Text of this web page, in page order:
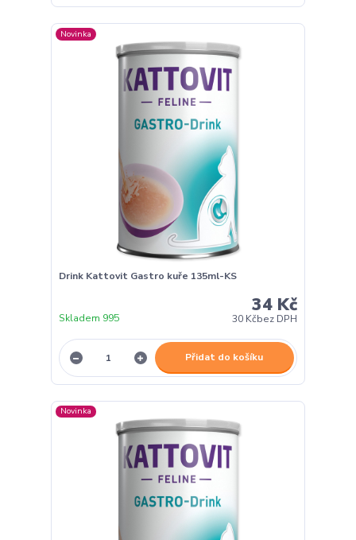
Novinka
Drink Kattovit Gastro kuře 135ml-KS
34 Kč
30 Kčbez DPH
Skladem 995
Přidat do košíku
Novinka